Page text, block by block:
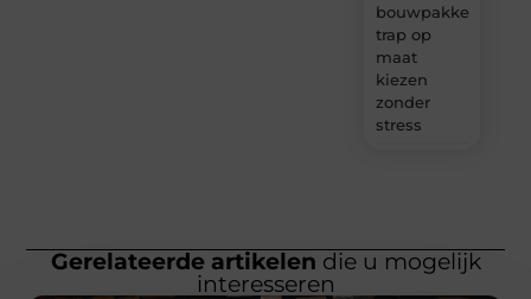
bouwpakket
trap op
maat
kiezen
zonder
stress
Gerelateerde artikelen die u mogelijk
interesseren